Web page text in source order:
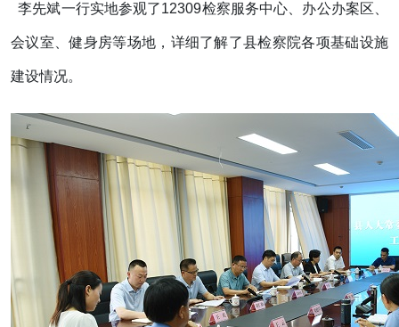
李先斌一行实地参观了12309检察服务中心、办公办案区、
会议室、健身房等场地，详细了解了县检察院各项基础设施
建设情况。